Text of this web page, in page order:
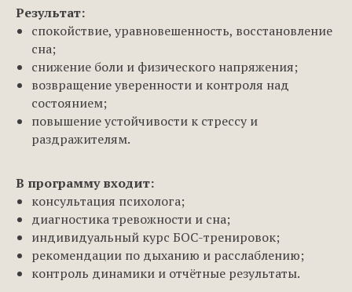
Результат:
спокойствие, уравновешенность, восстановление
сна;
снижение боли и физического напряжения;
возвращение уверенности и контроля над
состоянием;
повышение устойчивости к стрессу и
раздражителям.
В программу входит:
консультация психолога;
диагностика тревожности и сна;
индивидуальный курс БОС-тренировок;
рекомендации по дыханию и расслаблению;
контроль динамики и отчётные результаты.